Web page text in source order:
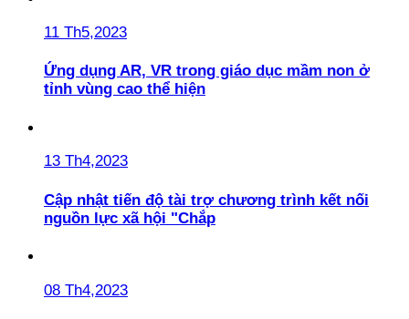
11 Th5,2023
Ứng dụng AR, VR trong giáo dục mầm non ở
tỉnh vùng cao thể hiện
13 Th4,2023
Cập nhật tiến độ tài trợ chương trình kết nối
nguồn lực xã hội "Chắp
08 Th4,2023